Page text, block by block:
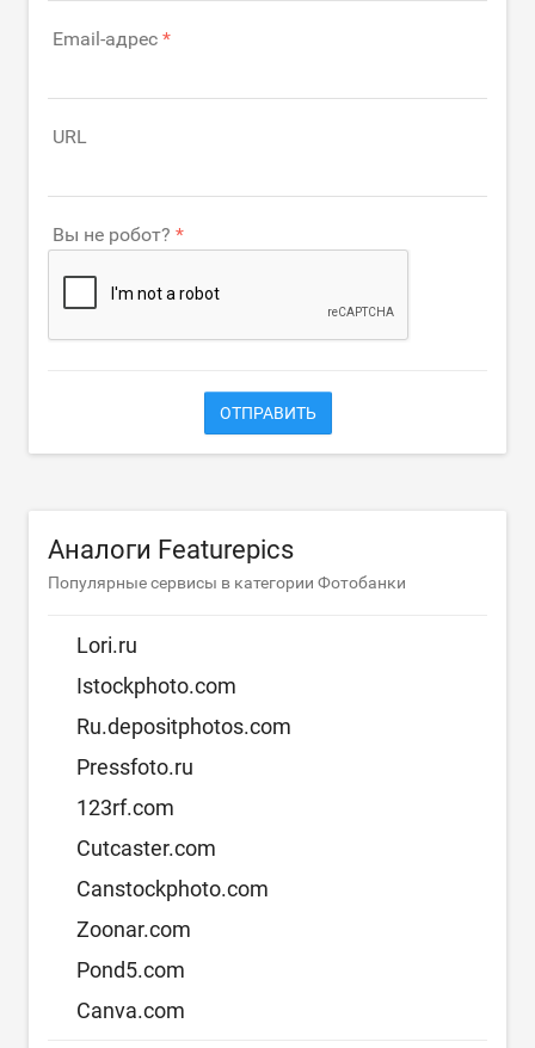
Email-адрес
URL
Вы не робот?
ОТПРАВИТЬ
Аналоги Featurepics
Популярные сервисы в категории Фотобанки
Lori.ru
Istockphoto.com
Ru.depositphotos.com
Pressfoto.ru
123rf.com
Cutcaster.com
Canstockphoto.com
Zoonar.com
Pond5.com
Canva.com